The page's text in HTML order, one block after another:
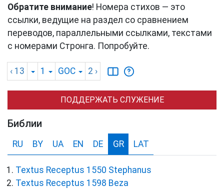
Обратите внимание! Номера стихов — это
ссылки, ведущие на раздел со сравнением
переводов, параллельными ссылками, текстами
с номерами Стронга. Попробуйте.
‹ 13 1 GOC 2 ›
ПОДДЕРЖАТЬ СЛУЖЕНИЕ
Библии
RU BY UA EN DE GR LAT
Textus Receptus 1550 Stephanus
Textus Receptus 1598 Beza